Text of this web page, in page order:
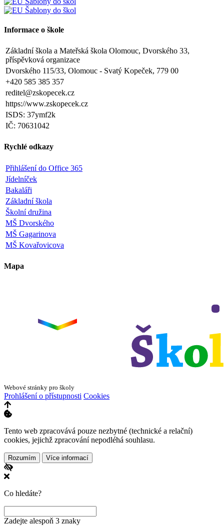
Informace o škole
Základní škola a Mateřská škola Olomouc, Dvorského 33,
příspěvková organizace
Dvorského 115/33, Olomouc - Svatý Kopeček, 779 00
+420 585 385 357
reditel@zskopecek.cz
https://www.zskopecek.cz
ISDS: 37ymf2k
IČ: 70631042
Rychlé odkazy
Přihlášení do Office 365
Jídelníček
Bakaláři
Základní škola
Školní družina
MŠ Dvorského
MŠ Gagarinova
MŠ Kovařovicova
Mapa
Webové stránky pro školy
Prohlášení o přístupnosti Cookies
Tento web zpracovává pouze nezbytné (technické a relační)
cookies, jejichž zpracování nepodléhá souhlasu.
Rozumím Více informací
Co hledáte?
Zadejte alespoň 3 znaky